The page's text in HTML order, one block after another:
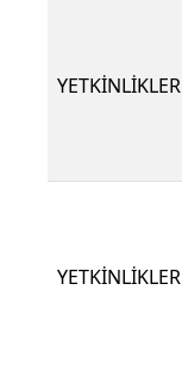
YETKİNLİKLER
YETKİNLİKLER